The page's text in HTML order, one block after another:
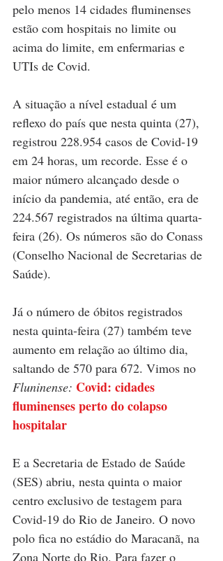
pelo menos 14 cidades fluminenses
estão com hospitais no limite ou
acima do limite, em enfermarias e
UTIs de Covid.
A situação a nível estadual é um
reflexo do país que nesta quinta (27),
registrou 228.954 casos de Covid-19
em 24 horas, um recorde. Esse é o
maior número alcançado desde o
início da pandemia, até então, era de
224.567 registrados na última quarta-
feira (26). Os números são do Conass
(Conselho Nacional de Secretarias de
Saúde).
Já o número de óbitos registrados
nesta quinta-feira (27) também teve
aumento em relação ao último dia,
saltando de 570 para 672. Vimos no
Fluninense: Covid: cidades
fluminenses perto do colapso
hospitalar
E a Secretaria de Estado de Saúde
(SES) abriu, nesta quinta o maior
centro exclusivo de testagem para
Covid-19 do Rio de Janeiro. O novo
polo fica no estádio do Maracanã, na
Zona Norte do Rio. Para fazer o